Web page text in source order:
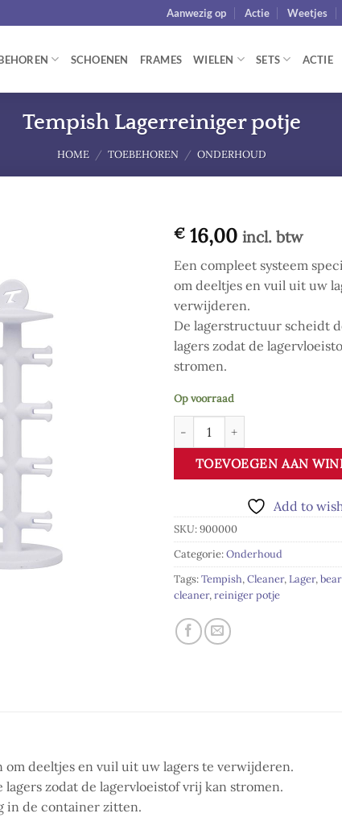
Aanwezig op Actie Weetjes
SCHOENEN FRAMES WIELEN SETS ACTIE
Tempish Lagerreiniger potje
HOME / TOEBEHOREN / ONDERHOUD
€ 16,00 incl. btw
Een compleet systeem
om deeltjes en vuil uit uw
verwijderen.
De lagerstructuur scheidt
lagers zodat de
stromen.
Op voorraad
Tempish Lagerreiniger potje
TOEVOEGEN AAN
Add to
SKU:900000
Categorie:Onderhoud
Tags:Tempish,Cleaner,Lager,
cleaner,reiniger potje
om deeltjes en vuil uit uw lagers te verwijderen.
zodat de lagervloeistof vrij kan stromen.
in de container zitten.